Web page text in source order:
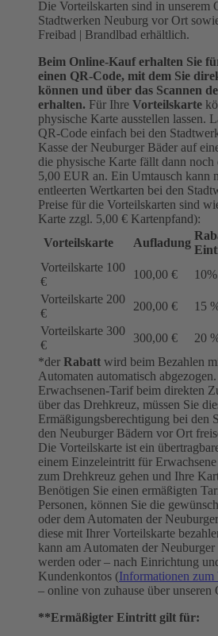
Die Vorteilskarten sind in unserem
Stadtwerken Neuburg vor Ort
Freibad | Brandlbad erhältlich.
Beim Online-Kauf erhalten Sie
einen QR-Code, mit dem Sie
können und über das Scannen
erhalten. Für Ihre Vorteilskarte
physische Karte ausstellen lassen.
QR-Code einfach bei den
Kasse der Neuburger Bäder auf
die physische Karte fällt dann
5,00 EUR an. Ein Umtausch kann
entleerten Wertkarten bei den
Preise für die Vorteilskarten sind
Karte zzgl. 5,00 € Kartenpfand):
Vorteilskarte
Aufladung
Vorteilskarte 100
€
100,00 €
10%
Vorteilskarte 200
€
200,00 €
15
Vorteilskarte 300
€
300,00 €
20
*der Rabatt wird beim Bezahlen
Automaten automatisch
Erwachsenen-Tarif beim direkten
über das Drehkreuz, müssen Sie
Ermäßigungsberechtigung bei den
den Neuburger Bädern vor Ort
Die Vorteilskarte ist ein
einem Einzeleintritt für
zum Drehkreuz gehen und Ihre
Benötigen Sie einen ermäßigten
Personen, können Sie die
oder dem Automaten der
diese mit Ihrer Vorteilskarte
kann am Automaten der
werden oder – nach Einrichtung
Kundenkontos (Informationen zum
– online von zuhause über unseren
**Ermäßigter Eintritt gilt für: